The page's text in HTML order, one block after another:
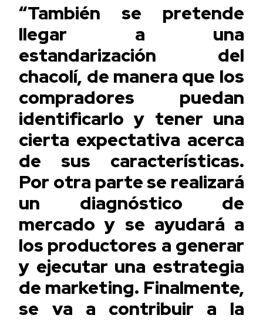
“También se pretende
llegar a una
estandarización del
chacolí, de manera que los
compradores puedan
identificarlo y tener una
cierta expectativa acerca
de sus características.
Por otra parte se realizará
un diagnóstico de
mercado y se ayudará a
los productores a generar
y ejecutar una estrategia
de marketing. Finalmente,
se va a contribuir a la